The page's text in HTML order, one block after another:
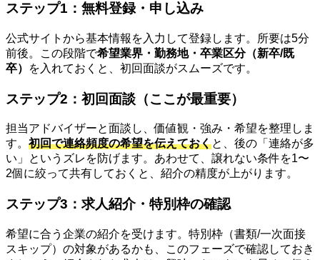
ステップ1：無料登録・申し込み
公式サイトから基本情報を入力して登録します。所要は5分
前後。この段階で希望業界・勤務地・卒業区分（新卒/既
卒）
を入れておくと、初回面談がスムーズです。
ステップ2：初回面談（ここが最重要）
担当アドバイザーと面談し、価値観・強み・希望を整理しま
す。 初回で連絡頻度の希望を伝えておくと、後の「連絡が多
い」というズレを防げます。あわせて、譲れない条件を1〜
2個に絞って共有しておくと、紹介の精度が上がります。
ステップ3：求人紹介・特別枠の確認
希望に合う企業の紹介を受けます。特別枠（書類/一次面接
スキップ）の対象があるかも、このフェーズで確認しておき